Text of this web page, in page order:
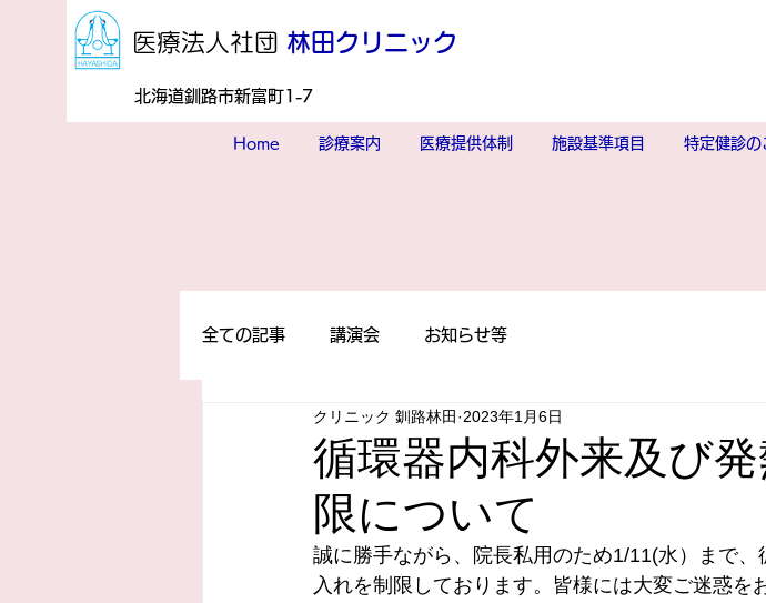
​医療法人社団 林田クリニック
北海道釧路市新富町1-7
Home 診療案内 医療提供体制 施設基準項目 特定健診の
全ての記事 講演会 お知らせ等
循環器内科外来及び
限について
クリニック 釧路林田 2023年1月6日
誠に勝手ながら、院長私用のため1/11(水）まで
入れを制限しております。皆様には大変ご迷惑を